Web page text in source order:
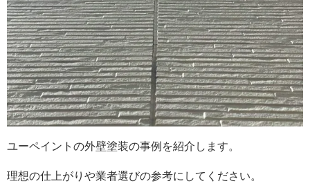
ユーペイントの外壁塗装の事例を紹介します。
理想の仕上がりや業者選びの参考にしてください。